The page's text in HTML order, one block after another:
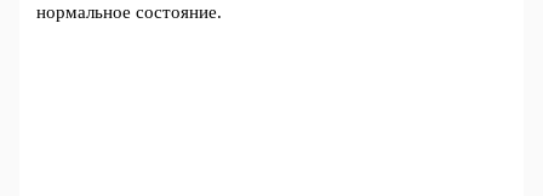
нормальное состояние.